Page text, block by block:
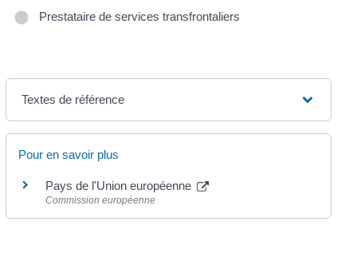
Prestataire de services transfrontaliers
Textes de référence
Pour en savoir plus
Pays de l'Union européenne
Commission européenne